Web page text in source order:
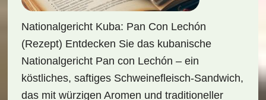
Nationalgericht Kuba: Pan Con Lechón
(Rezept) Entdecken Sie das kubanische
Nationalgericht Pan con Lechón – ein
köstliches, saftiges Schweinefleisch-Sandwich,
das mit würzigen Aromen und traditioneller